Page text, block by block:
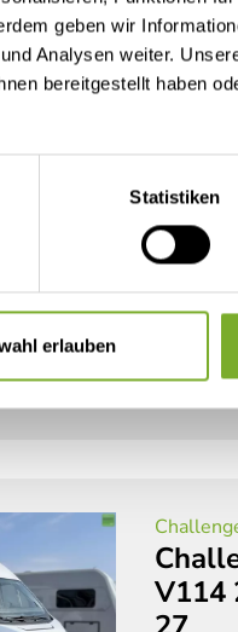
geben wir
Analysen weiter.
bereitgestellt haben
Statistiken
erlauben
Neufahrzeug
Doppel-/
5
3.500 kg
V114